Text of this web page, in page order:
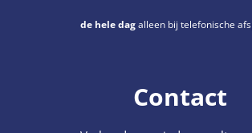
de hele dagalleen bij telefonische
Contact